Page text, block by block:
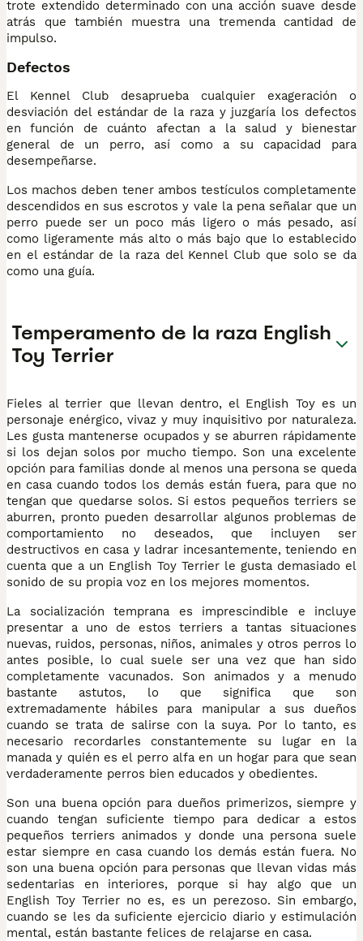
trote extendido determinado con una acción suave desde
atrás que también muestra una tremenda cantidad de
impulso.
Defectos
El Kennel Club desaprueba cualquier exageración o
desviación del estándar de la raza y juzgaría los defectos
en función de cuánto afectan a la salud y bienestar
general de un perro, así como a su capacidad para
desempeñarse.
Los machos deben tener ambos testículos completamente
descendidos en sus escrotos y vale la pena señalar que un
perro puede ser un poco más ligero o más pesado, así
como ligeramente más alto o más bajo que lo establecido
en el estándar de la raza del Kennel Club que solo se da
como una guía.
Temperamento de la raza English
Toy Terrier
Fieles al terrier que llevan dentro, el English Toy es un
personaje enérgico, vivaz y muy inquisitivo por naturaleza.
Les gusta mantenerse ocupados y se aburren rápidamente
si los dejan solos por mucho tiempo. Son una excelente
opción para familias donde al menos una persona se queda
en casa cuando todos los demás están fuera, para que no
tengan que quedarse solos. Si estos pequeños terriers se
aburren, pronto pueden desarrollar algunos problemas de
comportamiento no deseados, que incluyen ser
destructivos en casa y ladrar incesantemente, teniendo en
cuenta que a un English Toy Terrier le gusta demasiado el
sonido de su propia voz en los mejores momentos.
La socialización temprana es imprescindible e incluye
presentar a uno de estos terriers a tantas situaciones
nuevas, ruidos, personas, niños, animales y otros perros lo
antes posible, lo cual suele ser una vez que han sido
completamente vacunados. Son animados y a menudo
bastante astutos, lo que significa que son
extremadamente hábiles para manipular a sus dueños
cuando se trata de salirse con la suya. Por lo tanto, es
necesario recordarles constantemente su lugar en la
manada y quién es el perro alfa en un hogar para que sean
verdaderamente perros bien educados y obedientes.
Son una buena opción para dueños primerizos, siempre y
cuando tengan suficiente tiempo para dedicar a estos
pequeños terriers animados y donde una persona suele
estar siempre en casa cuando los demás están fuera. No
son una buena opción para personas que llevan vidas más
sedentarias en interiores, porque si hay algo que un
English Toy Terrier no es, es un perezoso. Sin embargo,
cuando se les da suficiente ejercicio diario y estimulación
mental, están bastante felices de relajarse en casa.